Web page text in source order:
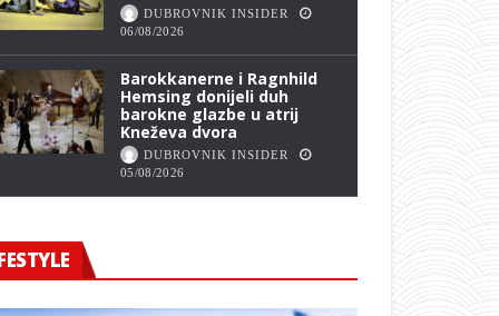
DUBROVNIK INSIDER
06/08/2026
Barokkanerne i Ragnhild
Hemsing donijeli duh
barokne glazbe u atrij
Kneževa dvora
DUBROVNIK INSIDER
05/08/2026